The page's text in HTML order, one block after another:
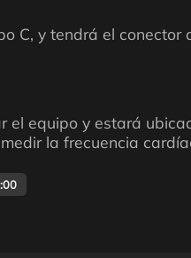
C, y tendrá el conector
el equipo y estará
la frecuencia